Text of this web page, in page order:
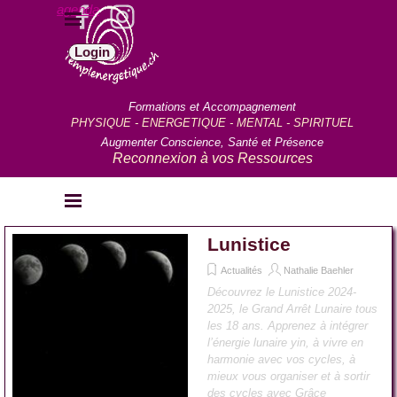
Aller au contenu
agenda
Sauter le menu
Login
Formations et Accompagnement
PHYSIQUE - ENERGETIQUE - MENTAL - SPIRITUEL
Augmenter Conscience, Santé et Présence
Reconnexion à vos Ressources
Sauter le menu
Lunistice
Actualités Nathalie Baehler
Découvrez le Lunistice 2024-
2025, le Grand Arrêt Lunaire tous
les 18 ans. Apprenez à intégrer
l’énergie lunaire yin, à vivre en
harmonie avec vos cycles, à
mieux vous organiser et à sortir
des cycles avec Grâce